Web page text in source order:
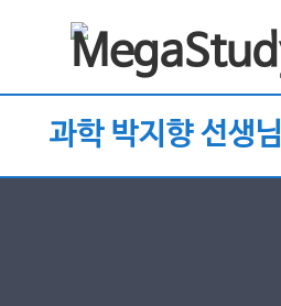
과학 박지향 선생님